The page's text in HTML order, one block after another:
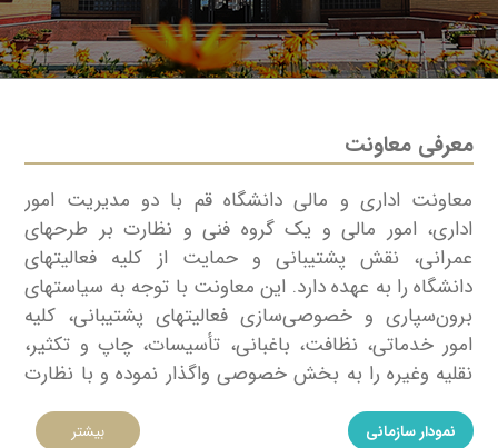
معرفی معاونت
معاونت اداری و مالی دانشگاه قم با دو مدیریت امور
اداری، امور مالی و یک گروه فنی و نظارت بر طرحهای
عمرانی، نقش پشتیبانی و حمایت از کلیه فعالیتهای
دانشگاه را به عهده دارد. این معاونت با توجه به سیاستهای
برون‌سپاری و خصوصی‌سازی فعالیتهای پشتیبانی، کلیه
امور خدماتی، نظافت، باغبانی، تأسیسات، چاپ و تکثیر،
نقلیه وغیره را به بخش خصوصی واگذار نموده و با نظارت
دانشجویان و اساتید فعالیت می‌کند.
نمودار سازمانی بیشتر